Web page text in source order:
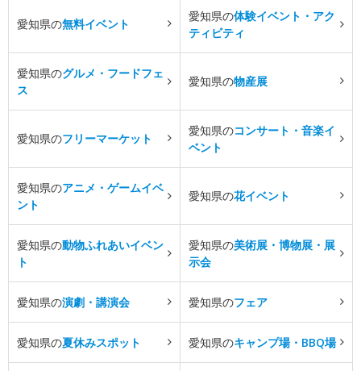
愛知県の無料イベント
愛知県の体験イベント・アク
ティビティ
愛知県のグルメ・フードフェ
ス
愛知県の物産展
愛知県のフリーマーケット
愛知県のコンサート・音楽イ
ベント
愛知県のアニメ・ゲームイベ
ント
愛知県の花イベント
愛知県の動物ふれあいイベン
ト
愛知県の美術展・博物展・展
示会
愛知県の演劇・講演会 愛知県のフェア
愛知県の夏休みスポット 愛知県のキャンプ場・BBQ場